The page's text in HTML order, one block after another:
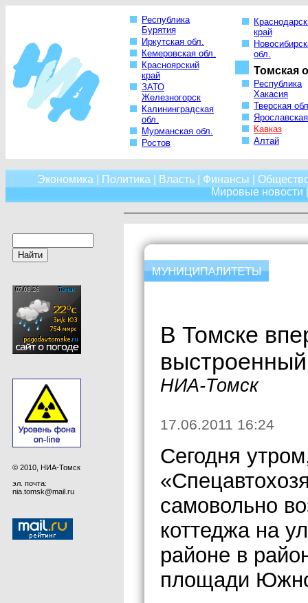
Республика
Бурятия
Иркутская обл.
Кемеровская обл.
Красноярский
край
ЗАТО
Железногорск
Калининградская
обл.
Мурманская обл.
Ростов
край
обл.
Томская
Республика
Хакасия
Тверская
Кавказ
Алтай
Экономика Политика Власть Финансы
Мировые новости
© 2010, НИА-Томск
эл. почта:
nia.tomsk@mail.ru
В Томске
НИА-Томск
17.06.2011 16:24
Cегодня
самовольно
коттеджа на
районе в
площади